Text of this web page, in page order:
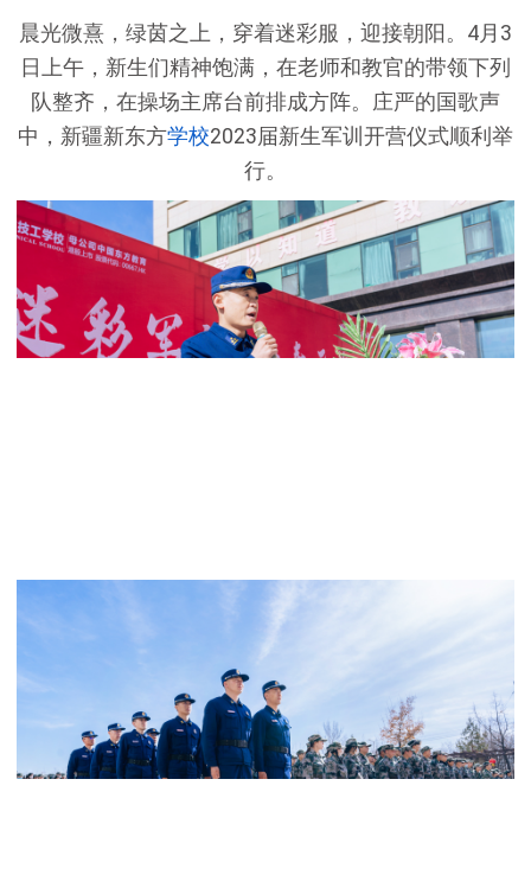
晨光微熹，绿茵之上，穿着迷彩服 ，迎接朝阳。 4月3
日上午，新生们精神饱满， 在老师和教官的带领下列
队整齐，在操场主席台前排成方阵。 庄严的国歌声
中，新疆新东方学校2023届新生军训开营仪式顺利举
行。